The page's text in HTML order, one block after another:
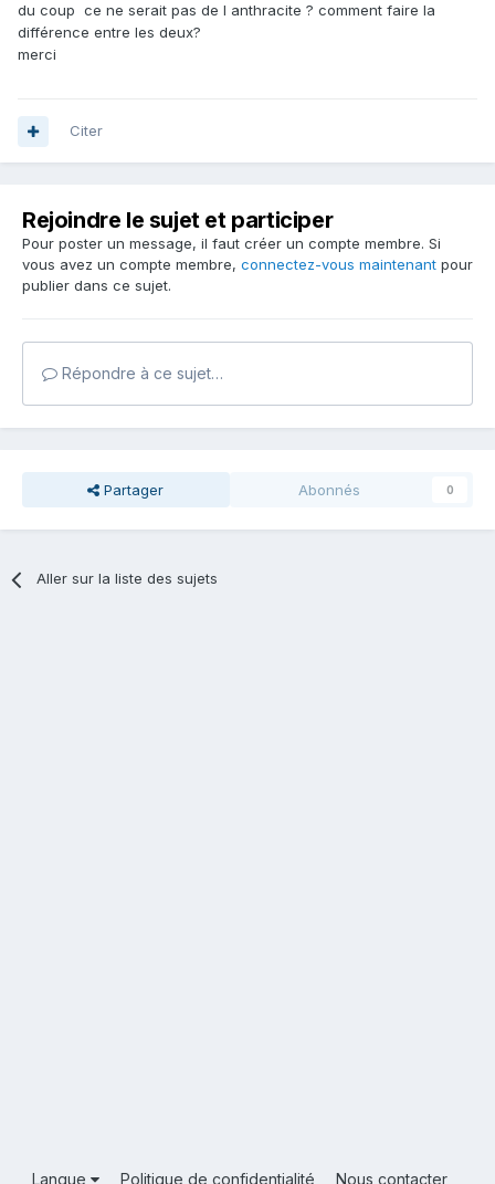
du coup ce ne serait pas de l anthracite ? comment faire la
différence entre les deux?
merci
Citer
Rejoindre le sujet et participer
Pour poster un message, il faut créer un compte membre. Si
vous avez un compte membre, connectez-vous maintenant pour
publier dans ce sujet.
Répondre à ce sujet…
Partager Abonnés 0
Aller sur la liste des sujets
Langue Politique de confidentialité Nous contacter